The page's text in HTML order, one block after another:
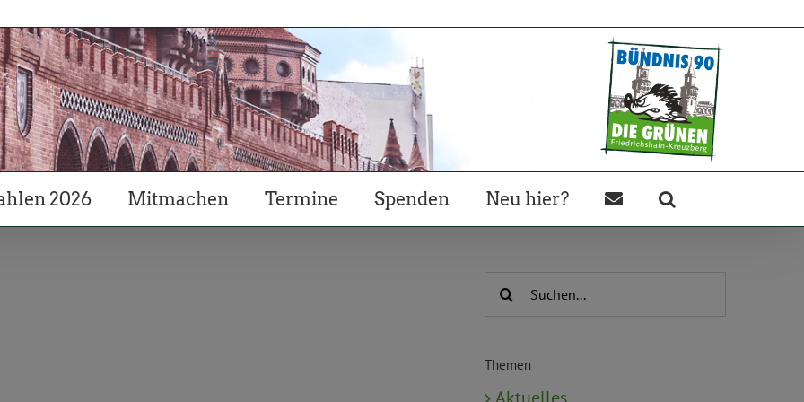
2026 Mitmachen Termine Spenden Neu hier?
Suche
Themen
Aktuelles